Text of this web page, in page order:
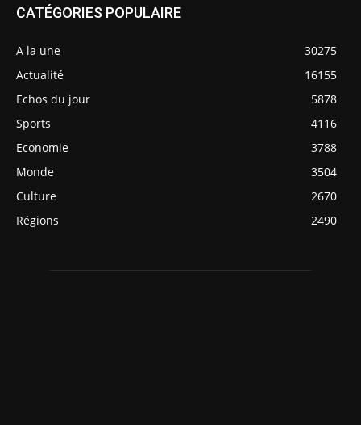
CATÉGORIES POPULAIRE
A la une
30275
Actualité
16155
Echos du jour
5878
Sports
4116
Economie
3788
Monde
3504
Culture
2670
Régions
2490